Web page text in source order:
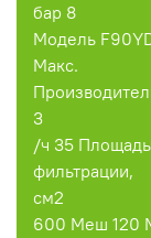
бар 8
Модель
Макс.
3
/ч 35 Площадь
фильтрации,
см2
600 Меш 120